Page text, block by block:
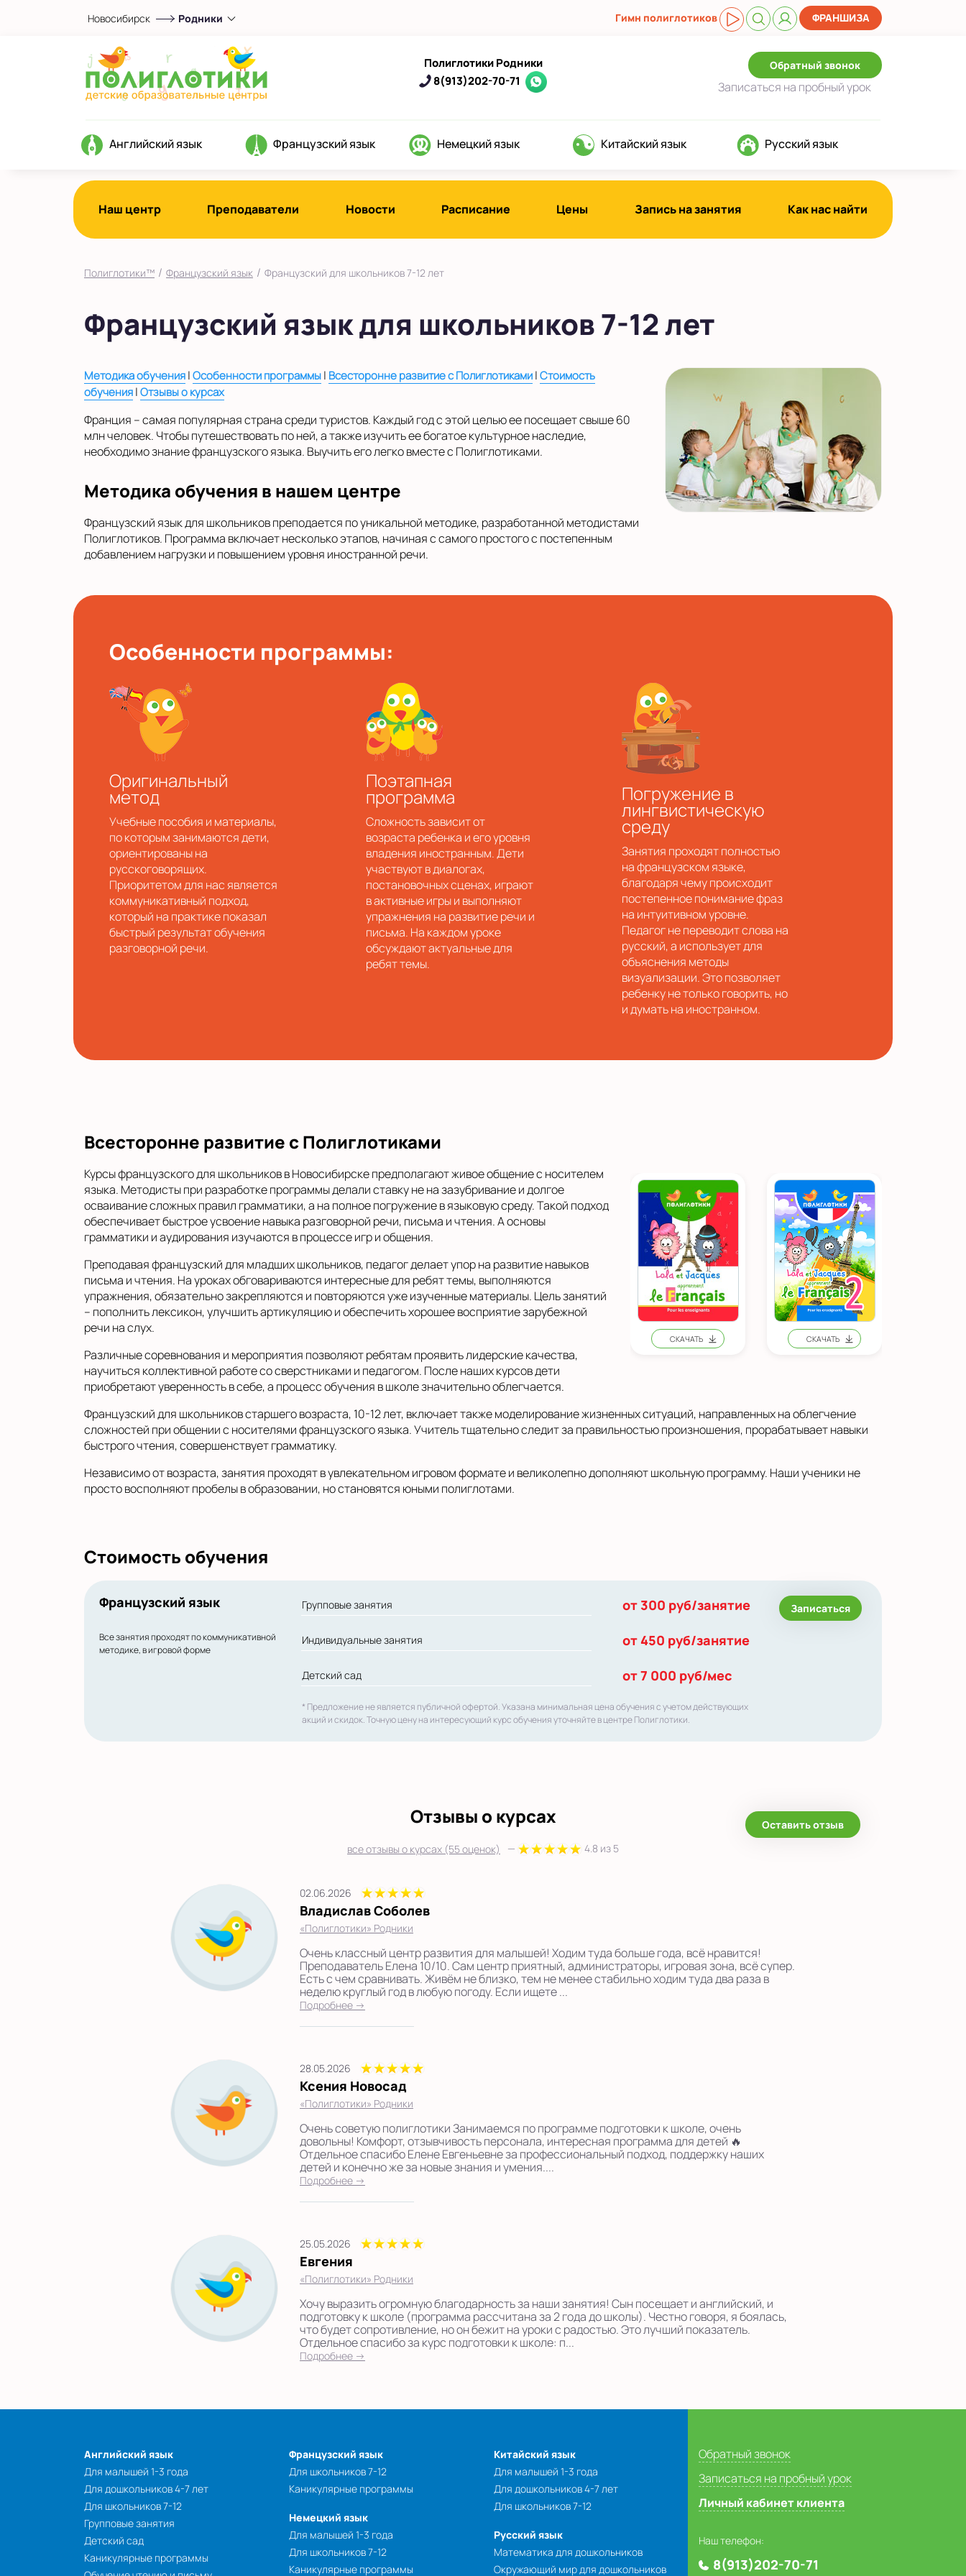
Новосибирск Родники
Выберите центр
Показать на карте
Выбрать другой город
Гимн полиглотиков ФРАНШИЗА
Полиглотики Родники
8(913)202-70-71
Обратный звонок
Записаться на пробный урок
Английский язык Французский язык Немецкий язык Китайский язык Русский язык
Наш центр Преподаватели Новости Расписание Цены Запись на занятия Как нас найти
Полиглотики™ / Французский язык / Французский для школьников 7-12 лет
Французский язык для школьников 7-12 лет
Методика обучения|Особенности программы| Всесторонне развитие с Полиглотиками|Стоимость
обучения|Отзывы о курсах
Франция – самая популярная страна среди туристов. Каждый год с этой целью ее посещает свыше 60
млн человек. Чтобы путешествовать по ней, а также изучить ее богатое культурное наследие,
необходимо знание французского языка. Выучить его легко вместе с Полиглотиками.
Методика обучения в нашем центре
Французский язык для школьников преподается по уникальной методике, разработанной методистами
Полиглотиков. Программа включает несколько этапов, начиная с самого простого с постепенным
добавлением нагрузки и повышением уровня иностранной речи.
Особенности программы:
Оригинальный
метод
Учебные пособия и материалы,
по которым занимаются дети,
ориентированы на
русскоговорящих.
Приоритетом для нас является
коммуникативный подход,
который на практике показал
быстрый результат обучения
разговорной речи.
Поэтапная
программа
Сложность зависит от
возраста ребенка и его уровня
владения иностранным. Дети
участвуют в диалогах,
постановочных сценах, играют
в активные игры и выполняют
упражнения на развитие речи и
письма. На каждом уроке
обсуждают актуальные для
ребят темы.
Погружение в
лингвистическую
среду
Занятия проходят полностью
на французском языке,
благодаря чему происходит
постепенное понимание фраз
на интуитивном уровне.
Педагог не переводит слова на
русский, а использует для
объяснения методы
визуализации. Это позволяет
ребенку не только говорить, но
и думать на иностранном.
Всесторонне развитие с Полиглотиками
Курсы французского для школьников в Новосибирске предполагают живое общение с носителем
языка. Методисты при разработке программы делали ставку не на зазубривание и долгое
осваивание сложных правил грамматики, а на полное погружение в языковую среду. Такой подход
обеспечивает быстрое усвоение навыка разговорной речи, письма и чтения. А основы
грамматики и аудирования изучаются в процессе игр и общения.
Преподавая французский для младших школьников, педагог делает упор на развитие навыков
письма и чтения. На уроках обговариваются интересные для ребят темы, выполняются
упражнения, обязательно закрепляются и повторяются уже изученные материалы. Цель занятий
– пополнить лексикон, улучшить артикуляцию и обеспечить хорошее восприятие зарубежной
речи на слух.
Различные соревнования и мероприятия позволяют ребятам проявить лидерские качества,
научиться коллективной работе со сверстниками и педагогом. После наших курсов дети
приобретают уверенность в себе, а процесс обучения в школе значительно облегчается.
Французский для школьников старшего возраста, 10-12 лет, включает также моделирование жизненных ситуаций, направленных на облегчение
сложностей при общении с носителями французского языка. Учитель тщательно следит за правильностью произношения, прорабатывает навыки
быстрого чтения, совершенствует грамматику.
Независимо от возраста, занятия проходят в увлекательном игровом формате и великолепно дополняют школьную программу. Наши ученики не
просто восполняют пробелы в образовании, но становятся юными полиглотами.
Стоимость обучения
Французский язык Групповые занятия от 300 руб/занятие Записаться
Все занятия проходят по коммуникативной
методике, в игровой форме
Индивидуальные занятия от 450 руб/занятие
Детский сад от 7 000 руб/мес
* Предложение не является публичной офертой. Указана минимальная цена обучения с учетом действующих
акций и скидок. Точную цену на интересующий курс обучения уточняйте в центре Полиглотики.
Отзывы о курсах
все отзывы о курсах (55 оценок) — 4.8 из 5
Оставить отзыв
02.06.2026
Владислав Соболев
«Полиглотики» Родники
Очень классный центр развития для малышей! Ходим туда больше года, всё нравится!
Преподаватель Елена 10/10. Сам центр приятный, администраторы, игровая зона, всё супер.
Есть с чем сравнивать. Живём не близко, тем не менее стабильно ходим туда два раза в
неделю круглый год в любую погоду. Если ищете ...
Подробнее →
28.05.2026
Ксения Новосад
«Полиглотики» Родники
Очень советую полиглотики Занимаемся по программе подготовки к школе, очень
довольны! Комфорт, отзывчивость персонала, интересная программа для детей 🔥
Отдельное спасибо Елене Евгеньевне за профессиональный подход, поддержку наших
детей и конечно же за новые знания и умения....
Подробнее →
25.05.2026
Евгения
«Полиглотики» Родники
Хочу выразить огромную благодарность за наши занятия! Сын посещает и английский, и
подготовку к школе (программа рассчитана за 2 года до школы). Честно говоря, я боялась,
что будет сопротивление, но он бежит на уроки с радостью. Это лучший показатель.
Отдельное спасибо за курс подготовки к школе: п...
Подробнее →
Английский язык
Для малышей 1-3 года
Для дошкольников 4-7 лет
Для школьников 7-12
Групповые занятия
Детский сад
Каникулярные программы
Французский язык
Для школьников 7-12
Каникулярные программы
Немецкий язык
Для малышей 1-3 года
Для школьников 7-12
Каникулярные программы
Китайский язык
Для малышей 1-3 года
Для дошкольников 4-7 лет
Для школьников 7-12
Русский язык
Математика для дошкольников
Окружающий мир для дошкольников
Обратный звонок
Записаться на пробный урок
Личный кабинет клиента
Наш телефон:
8(913)202-70-71